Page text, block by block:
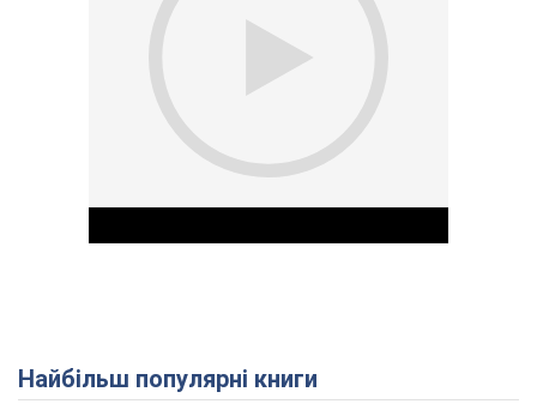
Play Video
Найбільш популярні книги